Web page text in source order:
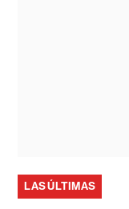
LAS ÚLTIMAS